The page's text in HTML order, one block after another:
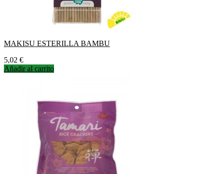
MAKISU ESTERILLA BAMBU
Precio
5,02 €
Añadir al carrito